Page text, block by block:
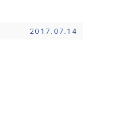
2017.07.14